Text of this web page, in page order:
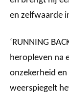
en zelfwaarde
‘RUNNING
heropleven na
onzekerheid
weerspiegelt